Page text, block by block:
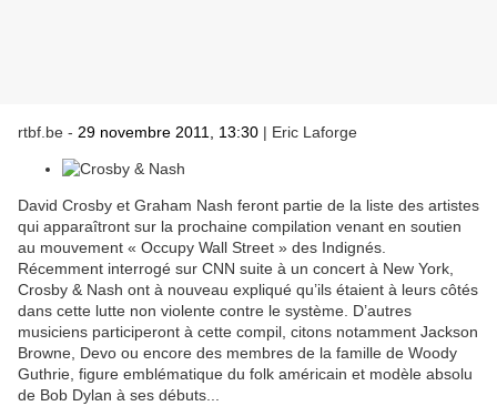
rtbf.be - 29 novembre 2011, 13:30 | Eric Laforge
David Crosby et Graham Nash feront partie de la liste des artistes
qui apparaîtront sur la prochaine compilation venant en soutien
au mouvement « Occupy Wall Street » des Indignés.
Récemment interrogé sur CNN suite à un concert à New York,
Crosby & Nash ont à nouveau expliqué qu’ils étaient à leurs côtés
dans cette lutte non violente contre le système. D’autres
musiciens participeront à cette compil, citons notamment Jackson
Browne, Devo ou encore des membres de la famille de Woody
Guthrie, figure emblématique du folk américain et modèle absolu
de Bob Dylan à ses débuts...